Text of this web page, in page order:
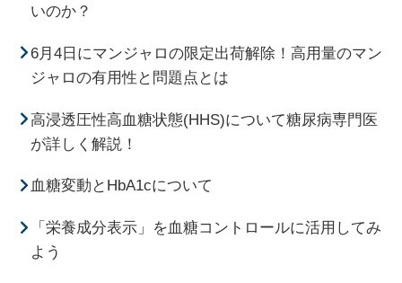
いのか？
6月4日にマンジャロの限定出荷解除！高用量のマン
ジャロの有用性と問題点とは
高浸透圧性高血糖状態(HHS)について糖尿病専門医
が詳しく解説！
血糖変動とHbA1cについて
「栄養成分表示」を血糖コントロールに活用してみ
よう